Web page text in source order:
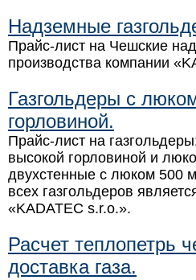
Надземные
Прайс-лист на Чешские
производства компании
Газгольдеры с
горловиной.
Прайс-лист на
высокой горловиной и
двухстенные с люком 500
всех газгольдеров
«KADATEC s.r.o.».
Расчет теплопетрь
доставка газа.